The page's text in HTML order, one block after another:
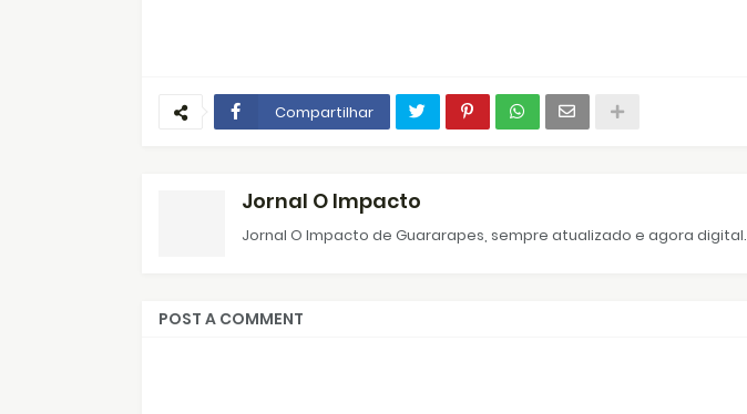
Compartilhar
Jornal O Impacto
Jornal O Impacto de Guararapes, sempre atualizado e agora digital.
POST A COMMENT